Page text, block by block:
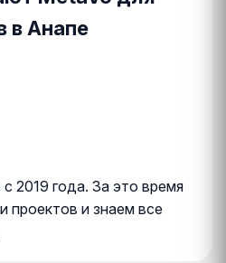
в Анапе
2019 года. За это время
проектов и знаем все